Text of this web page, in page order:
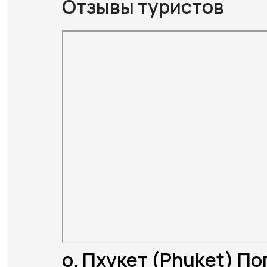
Отзывы туристов
о. Пхукет (Phuket)